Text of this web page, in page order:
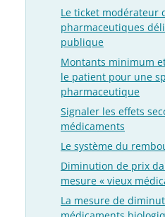
Le ticket modérateur
pharmaceutiques
publique
Montants minimum
le patient pour une
pharmaceutique
Signaler les effets
médicaments
Le système du
Diminution de prix
mesure « vieux
La mesure de